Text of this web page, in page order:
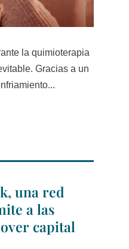
la quimioterapia
Gracias a un
una red
a las
capital